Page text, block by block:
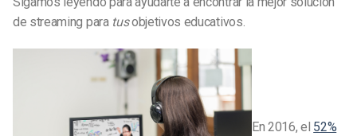
de streaming para tusobjetivos educativos.
En 2016, el 52%